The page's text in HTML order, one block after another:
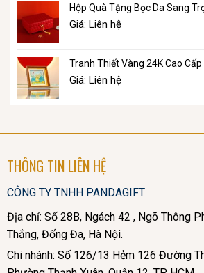
Hộp Quà Tặng Bọc Da Sang
Giá: Liên hệ
Tranh Thiết Vàng 24K Cao Cấp
Giá: Liên hệ
THÔNG TIN LIÊN HỆ
CÔNG TY TNHH PANDAGIFT
Địa chỉ: Số 28B, Ngách 42 , Ngõ Thông
Thắng, Đống Đa, Hà Nội.
Chi nhánh: Số 126/13 Hẻm 126 Đường